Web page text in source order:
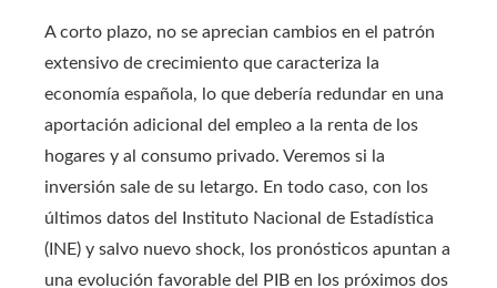
A corto plazo, no se aprecian cambios en el patrón
extensivo de crecimiento que caracteriza la
economía española, lo que debería redundar en una
aportación adicional del empleo a la renta de los
hogares y al consumo privado. Veremos si la
inversión sale de su letargo. En todo caso, con los
últimos datos del Instituto Nacional de Estadística
(INE) y salvo nuevo shock, los pronósticos apuntan a
una evolución favorable del PIB en los próximos dos